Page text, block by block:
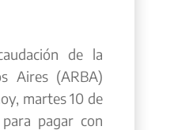
de la
Aires (ARBA)
martes 10 de
pagar con